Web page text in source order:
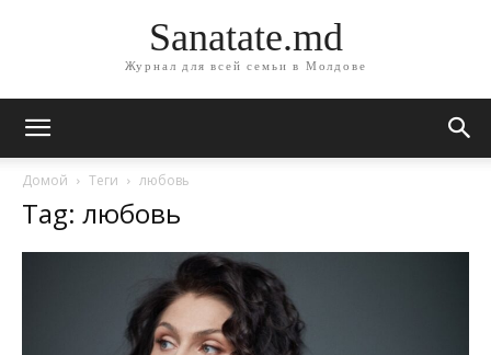
Sanatate.md
Журнал для всей семьи в Молдове
Домой Теги любовь
Tag: любовь